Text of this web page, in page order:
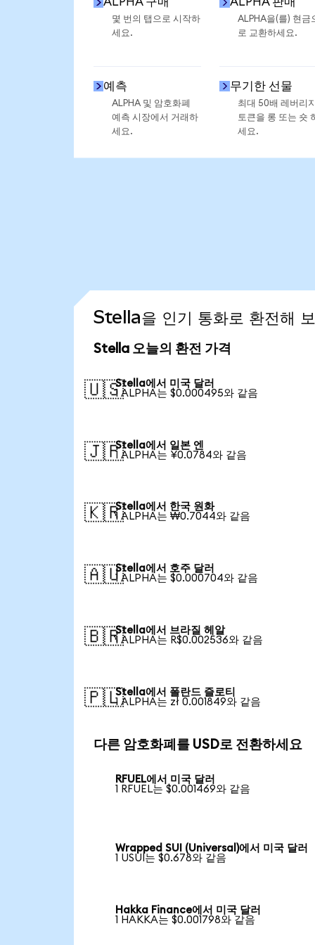
몇 번의 탭으로 시작하
세요.
ALPHA을(를) 현금
로 교환하세요.
예측
ALPHA 및 암호화폐
예측 시장에서 거래하
세요.
무기한 선물
최대 50배 레버리
토큰을 롱 또는 숏
세요.
Stella을 인기 통화로 환전해
Stella 오늘의 환전 가격
🇺🇸Stella에서 미국 달러
1 ALPHA는 $0.000495와 같음
🇯🇵Stella에서 일본 엔
1 ALPHA는 ¥0.0784와 같음
🇰🇷Stella에서 한국 원화
1 ALPHA는 ₩0.7044와 같음
🇦🇺Stella에서 호주 달러
1 ALPHA는 $0.000704와 같음
🇧🇷Stella에서 브라질 헤알
1 ALPHA는 R$0.002536와 같음
🇵🇱Stella에서 폴란드 즐로티
1 ALPHA는 zł 0.001849와 같음
다른 암호화폐를 USD로 전환하세요
RFUEL에서 미국 달러
1 RFUEL는 $0.001469와 같음
Wrapped SUI (Universal)에서 미국 달러
1 USUI는 $0.678와 같음
Hakka Finance에서 미국 달러
1 HAKKA는 $0.001798와 같음